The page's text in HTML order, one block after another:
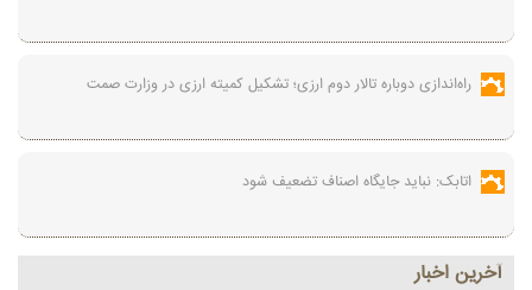
راه‌اندازی دوباره تالار دوم ارزی؛ تشکیل کمیته ارزی در وزارت صمت
اتابک: نباید جایگاه اصناف تضعیف شود
آخرين اخبار